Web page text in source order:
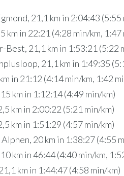
21,1 km in 2:04:43 (5:55
in 22:21 (4:28 min/km, 1:47
21,1 km in 1:53:21 (5:22
21,1 km in 1:49:35
in 21:12 (4:14 min/km, 1:42
km in 1:12:14 (4:49 min/km)
km in 2:00:22 (5:21 min/km)
km in 1:51:29 (4:57 min/km)
20 km in 1:38:27 (4:55
km in 46:44 (4:40 min/km,
km in 1:44:47 (4:58 min/km)